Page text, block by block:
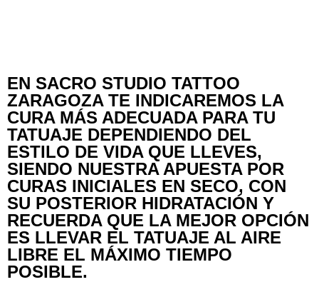
EN SACRO STUDIO TATTOO
ZARAGOZA TE INDICAREMOS LA
CURA MÁS ADECUADA PARA TU
TATUAJE DEPENDIENDO DEL
ESTILO DE VIDA QUE LLEVES,
SIENDO NUESTRA APUESTA POR
CURAS INICIALES EN SECO, CON
SU POSTERIOR HIDRATACIÓN Y
RECUERDA QUE LA MEJOR OPCIÓN
ES LLEVAR EL TATUAJE AL AIRE
LIBRE EL MÁXIMO TIEMPO
POSIBLE.